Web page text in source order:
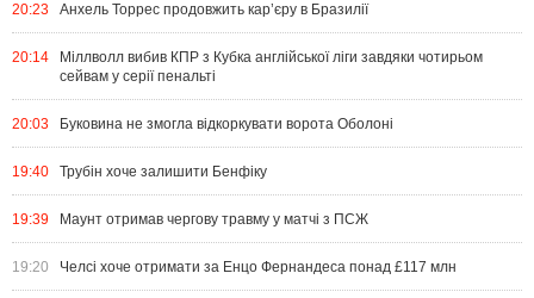
20:23 Анхель Торрес продовжить кар’єру в Бразилії
20:14
Міллволл вибив КПР з Кубка англійської ліги завдяки чотирьом
сейвам у серії пенальті
20:03 Буковина не змогла відкоркувати ворота Оболоні
19:40 Трубін хоче залишити Бенфіку
19:39 Маунт отримав чергову травму у матчі з ПСЖ
19:20 Челсі хоче отримати за Енцо Фернандеса понад £117 млн